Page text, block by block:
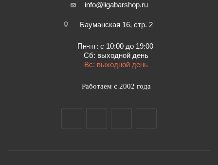
info@ligabarshop.ru
Бауманская 16, стр. 2
Пн-пт: с 10:00 до 19:00
Сб: выходной день
Вс: выходной день
Работаем с 2002 года